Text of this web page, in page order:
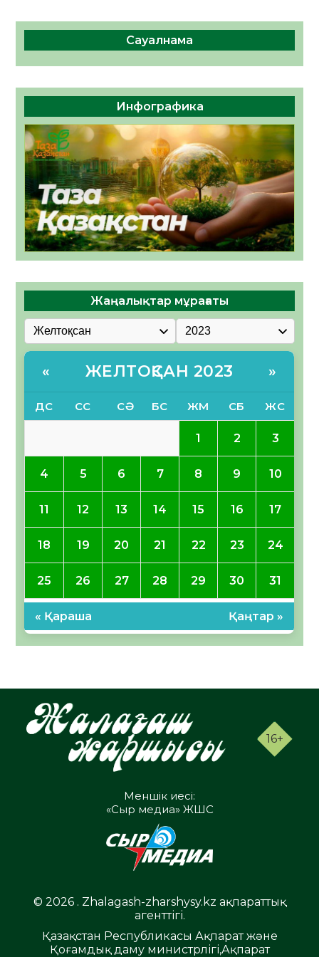
Сауалнама
Инфографика
Жаңалықтар мұрағаты
« ЖЕЛТОҚСАН 2023 »
ДС СС СӘ БС ЖМ СБ ЖС
1 2 3
4 5 6 7 8 9 10
11 12 13 14 15 16 17
18 19 20 21 22 23 24
25 26 27 28 29 30 31
« Қараша Қаңтар »
16+
Меншік иесі:
«Сыр медиа» ЖШС
© 2026 . Zhalagash-zharshysy.kz ақпараттық
агенттігі.
Қазақстан Республикасы Ақпарат және
Қоғамдық даму министрлігі,Ақпарат